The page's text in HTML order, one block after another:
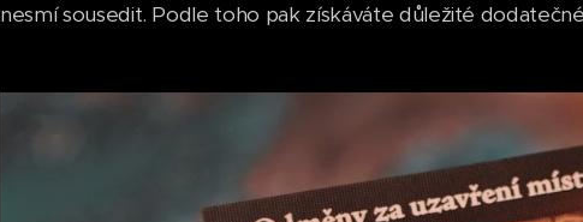
nesmí sousedit. Podle toho pak získáváte důležité